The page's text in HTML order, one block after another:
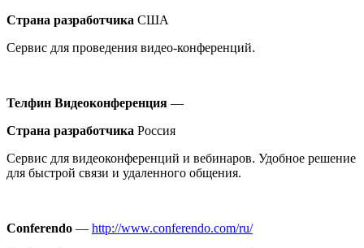
Страна разработчика США
Сервис для проведения видео-конференций.
Телфин Видеоконференция —
Страна разработчика Россия
Сервис для видеоконференций и вебинаров. Удобное решение
для быстрой связи и удаленного общения.
Conferendo — http://www.conferendo.com/ru/